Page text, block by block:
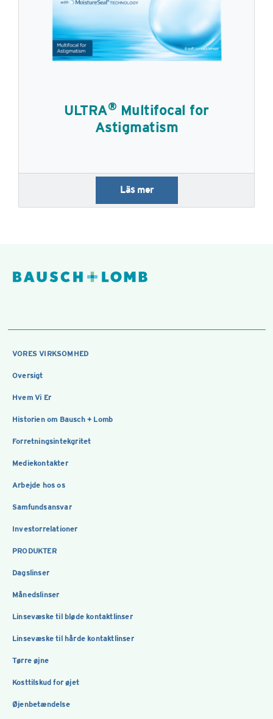
ULTRA® Multifocal for
Astigmatism
Läs mer
VORES VIRKSOMHED
Oversigt
Hvem Vi Er
Historien om Bausch + Lomb
Forretningsintekgritet
Mediekontakter
Arbejde hos os
Samfundsansvar
Investorrelationer
PRODUKTER
Dagslinser
Månedslinser
Linsevæske til bløde kontaktlinser
Linsevæske til hårde kontaktlinser
Tørre øjne
Kosttilskud for øjet
Øjenbetændelse